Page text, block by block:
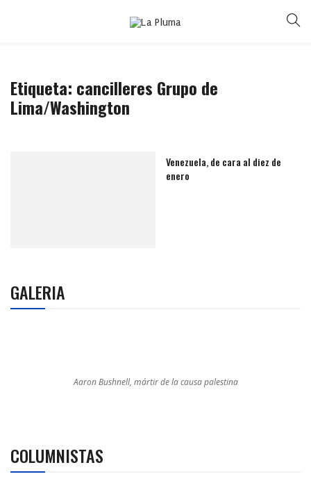
Etiqueta: cancilleres Grupo de
Lima/Washington
Venezuela, de cara al diez de
enero
GALERIA
Aaron Bushnell, mártir de la causa palestina
COLUMNISTAS